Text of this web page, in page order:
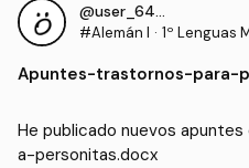
@user_6431617
#Alemán I · 1º Lenguas
Apuntes-trastornos-para-
He publicado nuevos
a-personitas.docx